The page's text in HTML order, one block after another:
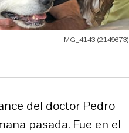
IMG_4143 (2149673)
del doctor Pedro
pasada. Fue en el